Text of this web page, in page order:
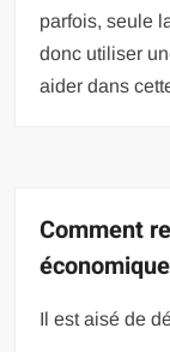
parfois, seule
donc utiliser
aider dans
Comment
Il est aisé de